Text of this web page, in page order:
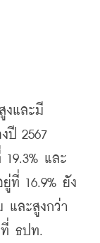
งและมี
ปี 2567
และ
ที่ 16.9% ยัง
และสูงกว่า
ที่ ธปท.